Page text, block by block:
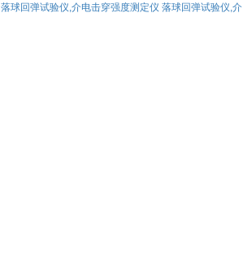
落球回弹试验仪,介电击穿强度测定仪 落球回弹试验仪,介